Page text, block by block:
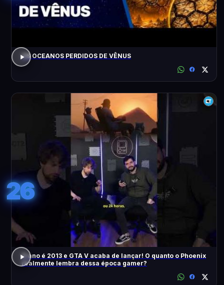
OS OCEANOS PERDIDOS DE VÊNUS
26
O ano é 2013 e GTA V acaba de lançar! O quanto o Phoenix
realmente lembra dessa época gamer?